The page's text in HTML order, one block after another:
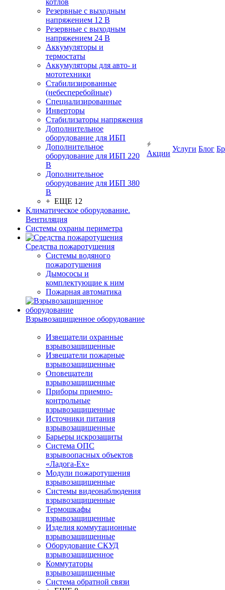
котлов
Резервные с выходным
напряжением 12 В
Резервные с выходным
напряжением 24 В
Аккумуляторы и
термостаты
Аккумуляторы для авто- и
мототехники
Стабилизированные
(небесперебойные)
Специализированные
Инверторы
Стабилизаторы напряжения
Дополнительное
оборудование для ИБП
Дополнительное
оборудование для ИБП 220
В
Дополнительное
оборудование для ИБП 380
В
+ ЕЩЕ 12
Климатическое оборудование.
Вентиляция
Системы охраны периметра
Средства пожаротушения
Системы водяного
пожаротушения
Дымососы и
комплектующие к ним
Пожарная автоматика
Взрывозащищенное оборудование
Извещатели охранные
взрывозащищенные
Извещатели пожарные
взрывозащищенные
Оповещатели
взрывозащищенные
Приборы приемно-
контрольные
взрывозащищенные
Источники питания
взрывозащищенные
Барьеры искрозащиты
Система ОПС
взрывоопасных объектов
«Ладога-Ex»
Модули пожаротушения
взрывозащищенные
Системы видеонаблюдения
взрывозащищенные
Термошкафы
взрывозащищенные
Изделия коммутационные
взрывозащищенные
Оборудование СКУД
взрывозащищенное
Коммутаторы
взрывозащищенные
Система обратной связи
Акции
Услуги Блог